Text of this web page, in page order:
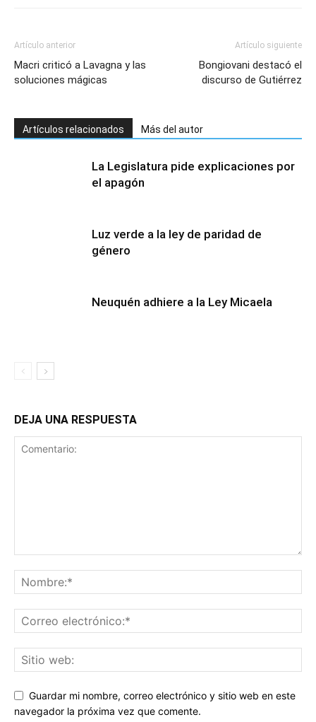
Artículo anterior
Macri criticó a Lavagna y las
soluciones mágicas
Artículo siguiente
Bongiovani destacó el
discurso de Gutiérrez
Artículos relacionados Más del autor
La Legislatura pide explicaciones por
el apagón
Luz verde a la ley de paridad de
género
Neuquén adhiere a la Ley Micaela
DEJA UNA RESPUESTA
Guardar mi nombre, correo electrónico y sitio web en este
navegador la próxima vez que comente.